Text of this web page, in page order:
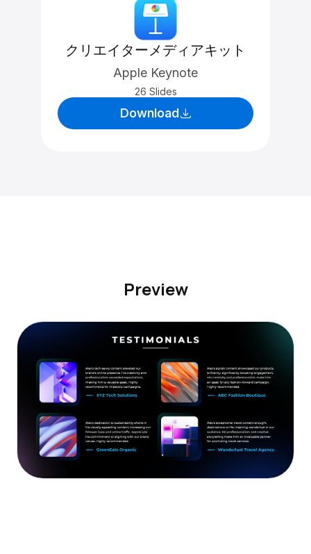
クリエイターメディアキット
Apple Keynote
26 Slides
Download
Preview